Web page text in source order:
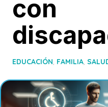
con
EDUCACIÓN, FAMILIA,